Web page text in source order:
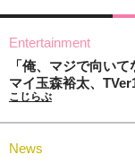
Entertainment
「俺、マジで向い
マイ玉森裕太、
こじらぶ
News